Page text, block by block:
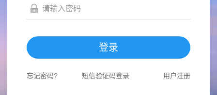
登录
短信验证码登录 用户注册
忘记密码?